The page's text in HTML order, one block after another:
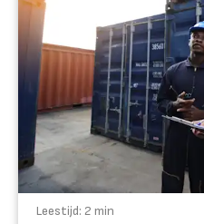
Leestijd: 2 min